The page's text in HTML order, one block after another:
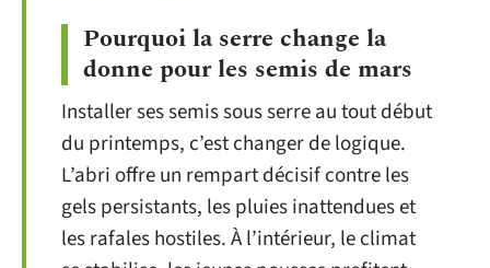
Pourquoi la serre change la
donne pour les semis de mars
Installer ses semis sous serre au tout début
du printemps, c’est changer de logique.
L’abri offre un rempart décisif contre les
gels persistants, les pluies inattendues et
les rafales hostiles. À l’intérieur, le climat